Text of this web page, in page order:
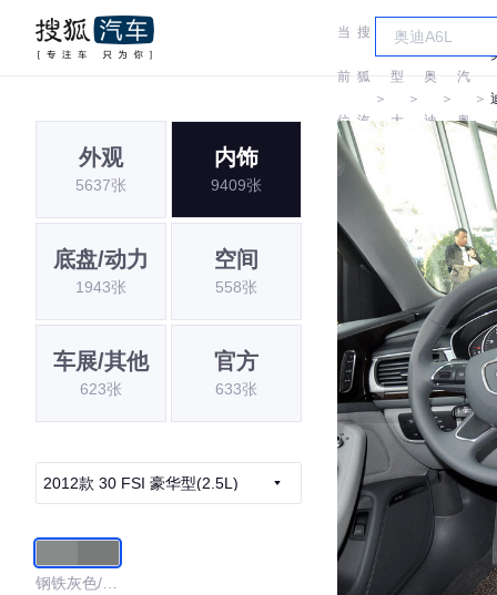
当
前
位
置:
搜
狐
汽
车
＞
车
型
大
＞
奥
迪
＞
汽
奥
＞
外观
5637张
内饰
9409张
底盘/动力
1943张
空间
558张
车展/其他
623张
官方
633张
2012款 30 FSI 豪华型(2.5L)
钢铁灰色/钛